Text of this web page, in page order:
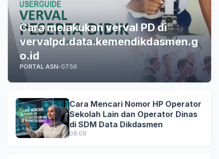
Cara melakukan verval PD di
vervalpd.data.kemendikdasmen.g
o.id
PORTAL ASN-07.56
Cara Mencari Nomor HP Operator
Sekolah Lain dan Operator Dinas
di SDM Data Dikdasmen
08.08